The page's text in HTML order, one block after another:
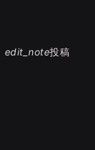
edit_note投稿